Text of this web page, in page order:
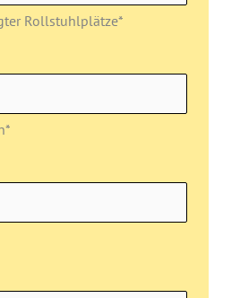
Rollstuhlplätze*